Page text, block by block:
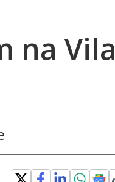
na Vila